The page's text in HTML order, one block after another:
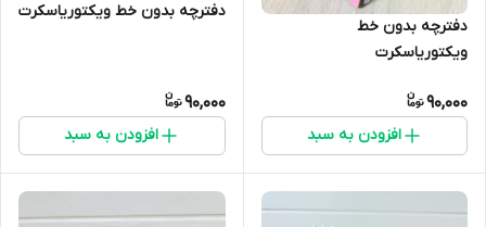
دفترچه بدون خط
ویکتوریاسکرت
90,000
افزودن به سبد
دفترچه بدون خط ویکتوریاسکرت
90,000
افزودن به سبد